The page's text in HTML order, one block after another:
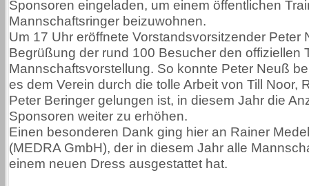
Sponsoren eingeladen, um einem öffentlichen
Mannschaftsringer beizuwohnen.
Um 17 Uhr eröffnete Vorstandsvorsitzender Peter
Begrüßung der rund 100 Besucher den offiziellen
Mannschaftsvorstellung. So konnte Peter Neuß
es dem Verein durch die tolle Arbeit von Till Noor,
Peter Beringer gelungen ist, in diesem Jahr die
Sponsoren weiter zu erhöhen.
Einen besonderen Dank ging hier an Rainer
(MEDRA GmbH), der in diesem Jahr alle
einem neuen Dress ausgestattet hat.